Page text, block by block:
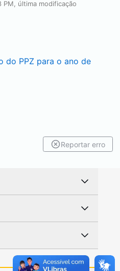
PM, última modificação
do PPZ para o ano de
Reportar erro